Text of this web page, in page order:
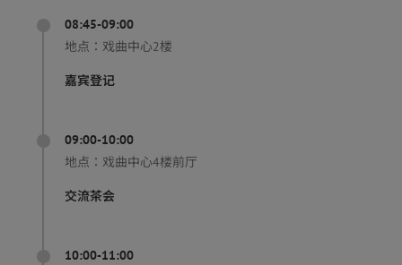
08:45-09:00
地点： 戏曲中心2楼
嘉宾登记
09:00-10:00
地点： 戏曲中心4楼前厅
交流茶会
10:00-11:00